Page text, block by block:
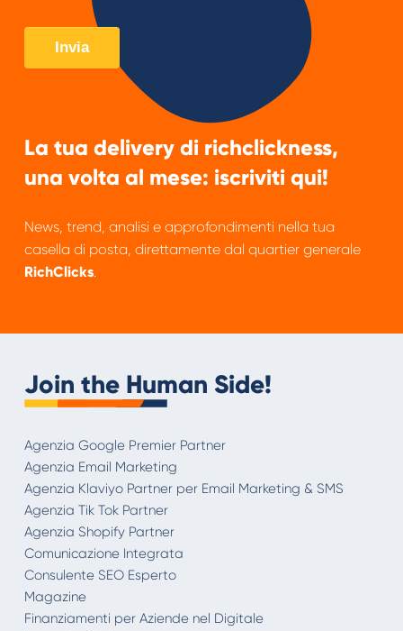
La tua delivery di richclickness,
una volta al mese: iscriviti qui!
News, trend, analisi e approfondimenti nella tua
casella di posta, direttamente dal quartier generale
RichClicks.
Join the Human Side!
Agenzia Google Premier Partner
Agenzia Email Marketing
Agenzia Klaviyo Partner per Email Marketing & SMS
Agenzia Tik Tok Partner
Agenzia Shopify Partner
Comunicazione Integrata
Consulente SEO Esperto
Magazine
Finanziamenti per Aziende nel Digitale